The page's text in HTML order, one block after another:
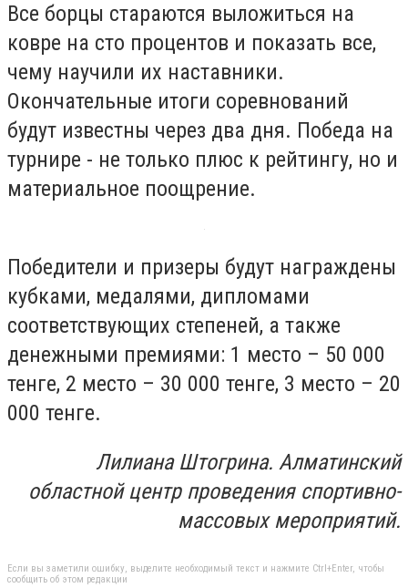
Все борцы стараются выложиться на
ковре на сто процентов и показать все,
чему научили их наставники.
Окончательные итоги соревнований
будут известны через два дня. Победа на
турнире - не только плюс к рейтингу, но и
материальное поощрение.
Победители и призеры будут награждены
кубками, медалями, дипломами
соответствующих степеней, а также
денежными премиями: 1 место – 50 000
тенге, 2 место – 30 000 тенге, 3 место – 20
000 тенге.
Лилиана Штогрина. Алматинский
областной центр проведения спортивно-
массовых мероприятий.
Если вы заметили ошибку, выделите необходимый текст и нажмите Ctrl+Enter, чтобы
сообщить об этом редакции